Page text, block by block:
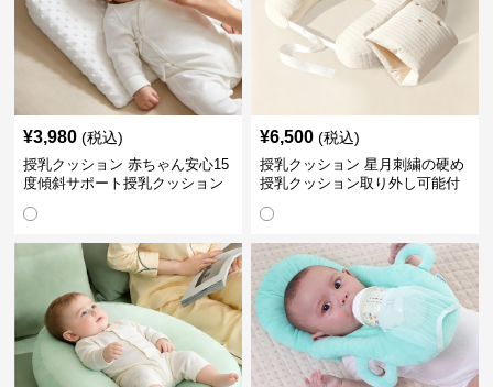
¥3,980 (税込)
授乳クッション 赤ちゃん安心15
度傾斜サポート授乳クッション
¥6,500 (税込)
授乳クッション 星月刺繍の硬め
授乳クッション取り外し可能付